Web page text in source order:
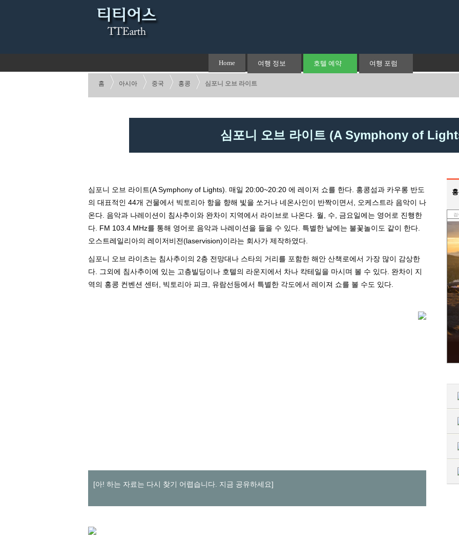
Home 여행 정보 호텔 예약 여행 포럼
홈 아시아 중국 홍콩 심포니 오브 라이트
심포니 오브 라이트 (A Symphony of
심포니 오브 라이트(A Symphony of Lights). 매일 20:00~20:20 에 레이저 쇼를 한다. 홍콩섬과 카우롱 반도
의 대표적인 44개 건물에서 빅토리아 항을 향해 빛을 쏘거나 네온사인이 반짝이면서, 오케스트라 음악이 나
온다. 음악과 나레이션이 침사추이와 완차이 지역에서 라이브로 나온다. 월, 수, 금요일에는 영어로 진행한
다. FM 103.4 MHz를 통해 영어로 음악과 나레이션을 들을 수 있다. 특별한 날에는 불꽃놀이도 같이 한다.
오스트레일리아의 레이저비전(laservision)이라는 회사가 제작하였다.
심포니 오브 라이츠는 침사추이의 2층 전망대나 스타의 거리를 포함한 해안 산책로에서 가장 많이 감상한
다. 그외에 침사추이에 있는 고층빌딩이나 호텔의 라운지에서 차나 칵테일을 마시며 볼 수 있다. 완차이 지
역의 홍콩 컨벤션 센터, 빅토리아 피크, 유람선등에서 특별한 각도에서 레이져 쇼를 볼 수도 있다.
[아! 하는 자료는 다시 찾기 어렵습니다. 지금 공유하세요]